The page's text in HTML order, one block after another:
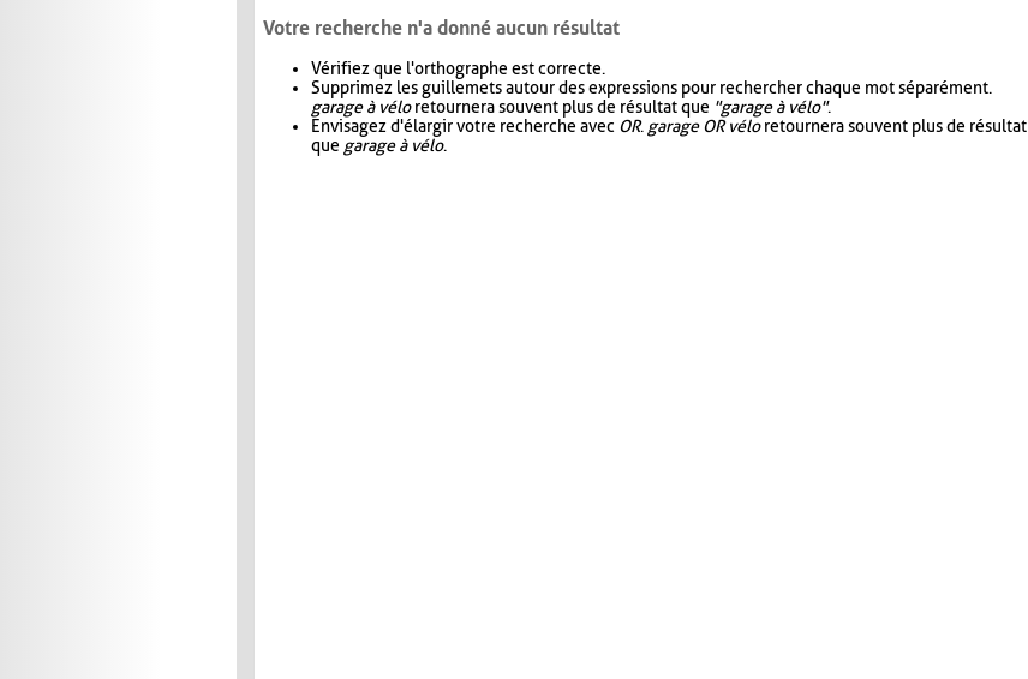
Votre recherche n'a donné aucun résultat
Vérifiez que l'orthographe est correcte.
Supprimez les guillemets autour des expressions pour rechercher chaque mot séparément.
garage à véloretournera souvent plus de résultat que "garage à vélo".
Envisagez d'élargir votre recherche avec OR. garage OR véloretournera souvent plus de résultat
que garage à vélo.